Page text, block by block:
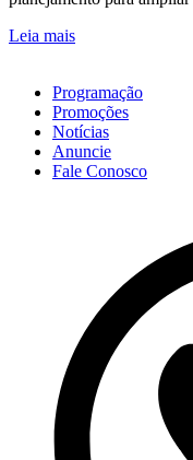
Leia mais
Programação
Promoções
Notícias
Anuncie
Fale Conosco